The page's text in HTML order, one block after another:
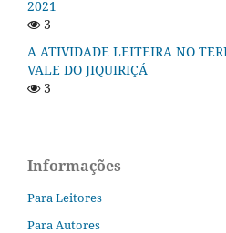
2021
3
A ATIVIDADE LEITEIRA NO
VALE DO JIQUIRIÇÁ
3
Informações
Para Leitores
Para Autores